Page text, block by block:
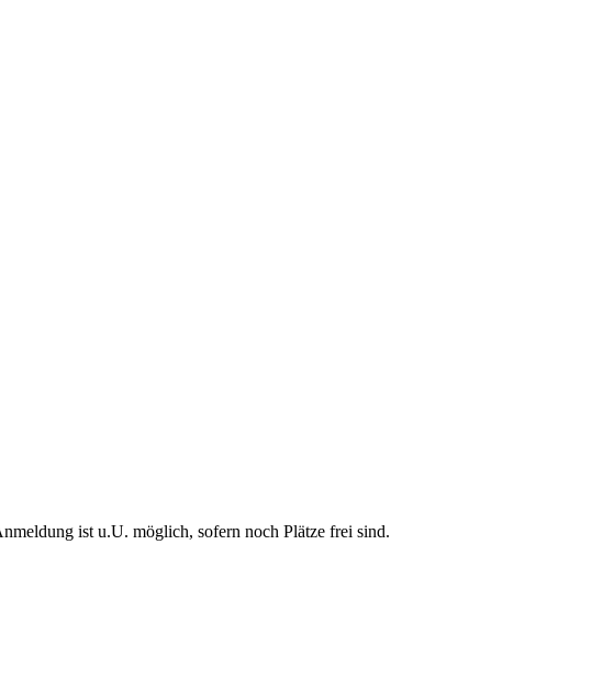
ist u.U. möglich, sofern noch Plätze frei sind.